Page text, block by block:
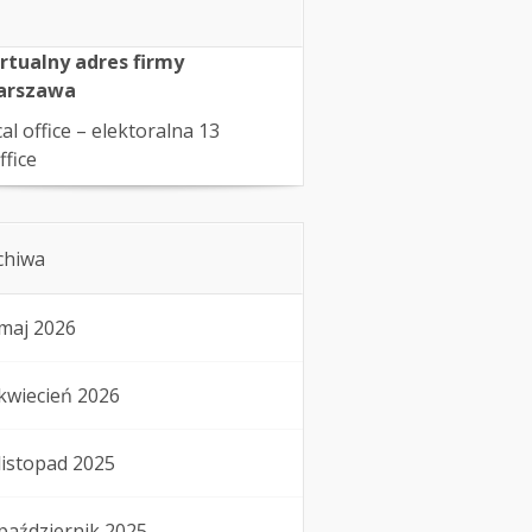
adres firmy
office – elektoralna 13
2026
2026
2025